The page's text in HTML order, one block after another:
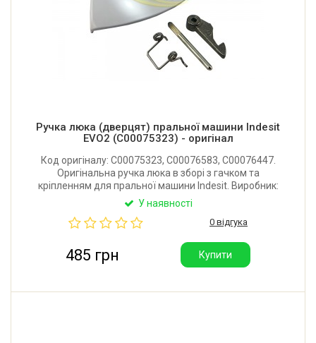
Ручка люка (дверцят) пральної машини Indesit
EVO2 (C00075323) - оригінал
Код оригіналу: C00075323, C00076583, C00076447.
Оригінальна ручка люка в зборі з гачком та
кріпленням для пральної машини Indesit. Виробник:
Італія.
У наявності
0 відгука
485 грн Купити